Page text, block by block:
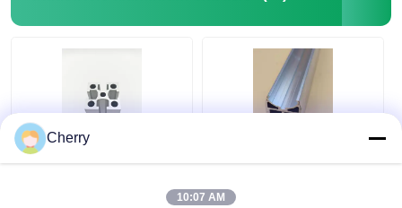
Profielen van aluminium
Aluminium extrusieprofielen voor warmteafvoeringen
aluminium extruderen
producenten
Cherry
10:07 AM